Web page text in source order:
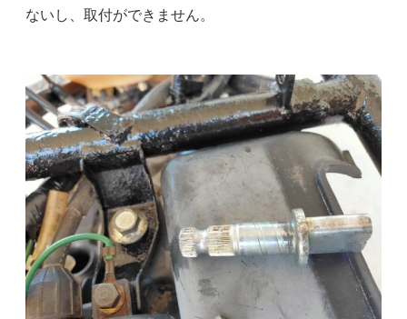
ないし、取付ができません。